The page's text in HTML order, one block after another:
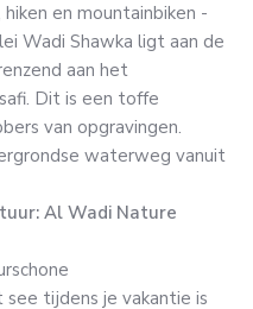
en mountainbiken -
Wadi Shawka ligt aan de
aan het
Dit is een toffe
van opgravingen.
waterweg vanuit
Al Wadi Nature
see tijdens je vakantie is